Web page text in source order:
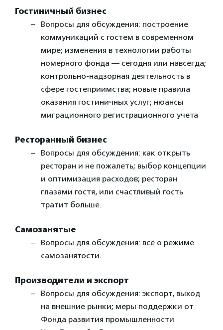
Гостиничный бизнес
Вопросы для обсуждения: построение
коммуникаций с гостем в современном
мире; изменения в технологии работы
номерного фонда — сегодня или навсегда;
контрольно-надзорная деятельность в
сфере гостеприимства; новые правила
оказания гостиничных услуг; нюансы
миграционного регистрационного учета
Ресторанный бизнес
Вопросы для обсуждения: как открыть
ресторан и не пожалеть; выбор концепции
и оптимизация расходов; ресторан
глазами гостя, или счастливый гость
тратит больше.
Самозанятые
Вопросы для обсуждения: всё о режиме
самозанятости.
Производители и экспорт
Вопросы для обсуждения: экспорт, выход
на внешние рынки; меры поддержки от
Фонда развития промышленности